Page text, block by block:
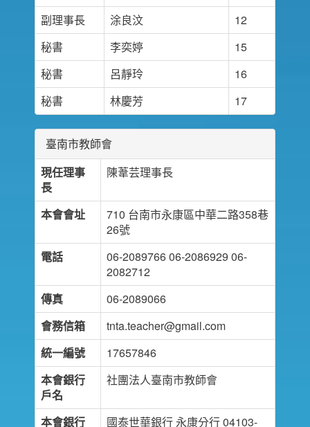
副理事長
涂良汶
12
秘書
李奕婷
15
秘書
呂靜玲
16
秘書
林慶芳 17
臺南市教師會
現任理事
長
陳葦芸理事長
本會會址
710 台南市永康區中華二路358巷
26號
電話
06-2089766 06-2086929 06-
2082712
傳真
06-2089066
會務信箱
tnta.teacher@gmail.com
統一編號
17657846
本會銀行
戶名
社團法人臺南市教師會
本會銀行 國泰世華銀行 永康分行 04103-